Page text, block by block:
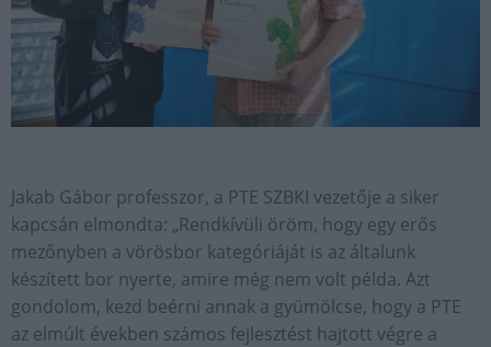
Jakab Gábor professzor, a PTE SZBKI vezetője a siker
kapcsán elmondta: „Rendkívüli öröm, hogy egy erős
mezőnyben a vörösbor kategóriáját is az általunk
készített bor nyerte, amire még nem volt példa. Azt
gondolom, kezd beérni annak a gyümölcse, hogy a PTE
az elmúlt években számos fejlesztést hajtott végre a